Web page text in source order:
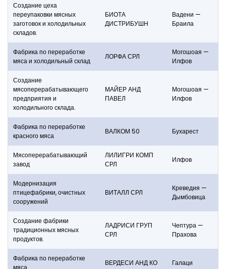
Создание цеха
переупаковки мясных
заготовок и холодильных
складов.
БИОТА
ДИСТРИБУШН
Вадени —
Браила
Фабрика по переработке
мяса и холодильный склад
ЛОРФА СРЛ
Могошоая —
Илфов
Создание
мясоперерабатывающего
предприятия и
холодильного склада.
МАЙЕР АНД
ПАВЕЛ
Могошоая —
Илфов
Фабрика по переработке
красного мяса
ВАЛКОМ 50 Бухарест
Мясоперерабатывающий
завод
ЛИЛИГРИ КОМП
СРЛ
Илфов
Модернизация
птицефабрики, очистных
сооружений
ВИТАЛЛ СРЛ
Креведия —
Дымбовица
Создание фабрики
традиционных мясных
продуктов.
ЛАДРИСИ ГРУП
СРЛ
Чептура —
Прахова
Фабрика по переработке
мяса
ВЕРДЕСИ АНД КО Галаци